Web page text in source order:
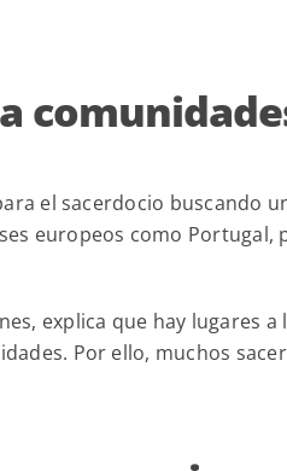
el sacerdocio buscando
europeos como
explica que hay lugares
Por ello, muchos